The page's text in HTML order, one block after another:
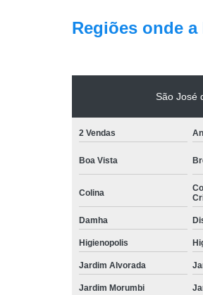
Regiões onde a
São José
2 Vendas
Boa Vista
Colina
Damha
Higienopolis
Jardim Alvorada
Jardim Morumbi